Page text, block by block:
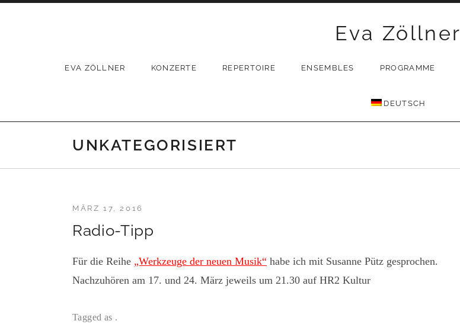
Eva Zöllner
EVA ZÖLLNER KONZERTE REPERTOIRE ENSEMBLES PROGRAMME
DEUTSCH
UNKATEGORISIERT
Radio-Tipp
MÄRZ 17, 2016
Für die Reihe „Werkzeuge der neuen Musik“ habe ich mit Susanne Pütz gesprochen.
Nachzuhören am 17. und 24. März jeweils um 21.30 auf HR2 Kultur
Tagged as .